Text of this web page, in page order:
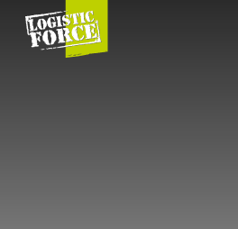
Logistic
Force
|